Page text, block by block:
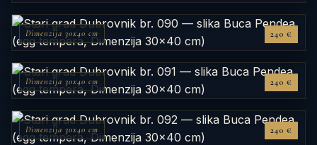
Dimenzija 30x40 cm 240 €
Dimenzija 30x40 cm 240 €
Dimenzija 30x40 cm 240 €